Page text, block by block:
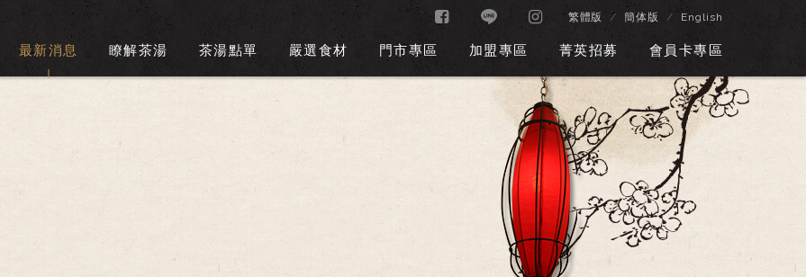
繁體版 簡体版 English
最新消息 瞭解茶湯 茶湯點單 嚴選食材 門市專區 加盟專區 菁英招募 會員卡專區